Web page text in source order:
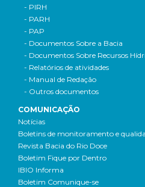
- PIRH
- PARH
- PAP
- Documentos Sobre a Bacia
- Documentos Sobre Recursos
- Relatórios de atividades
- Manual de Redação
- Outros documentos
COMUNICAÇÃO
Notícias
Boletins de monitoramento e
Revista Bacia do Rio Doce
Boletim Fique por Dentro
IBIO Informa
Boletim Comunique-se